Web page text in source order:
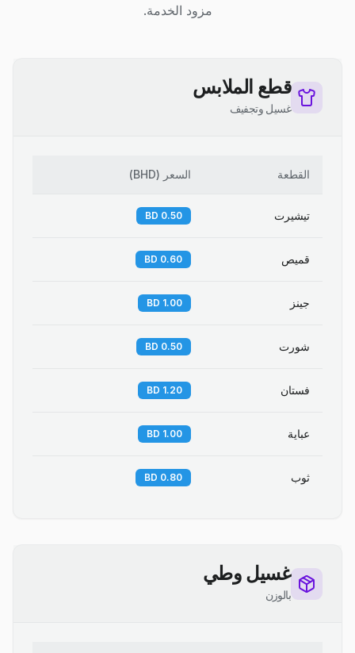
مزود الخدمة.
قطع الملابس
غسيل وتجفيف
القطعة السعر (
BHD
)
تيشيرت 0.50 BD
قميص 0.60 BD
جينز 1.00 BD
شورت 0.50 BD
فستان 1.20 BD
عباية 1.00 BD
ثوب 0.80 BD
غسيل وطي
بالوزن